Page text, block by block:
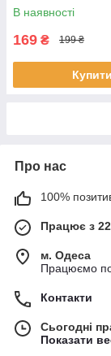
В наявності
169 ₴ 199 ₴
Купити
Про нас
100%
Працює з
м. Одеса
Працюємо по
Контакти
Сьогодні
Показати